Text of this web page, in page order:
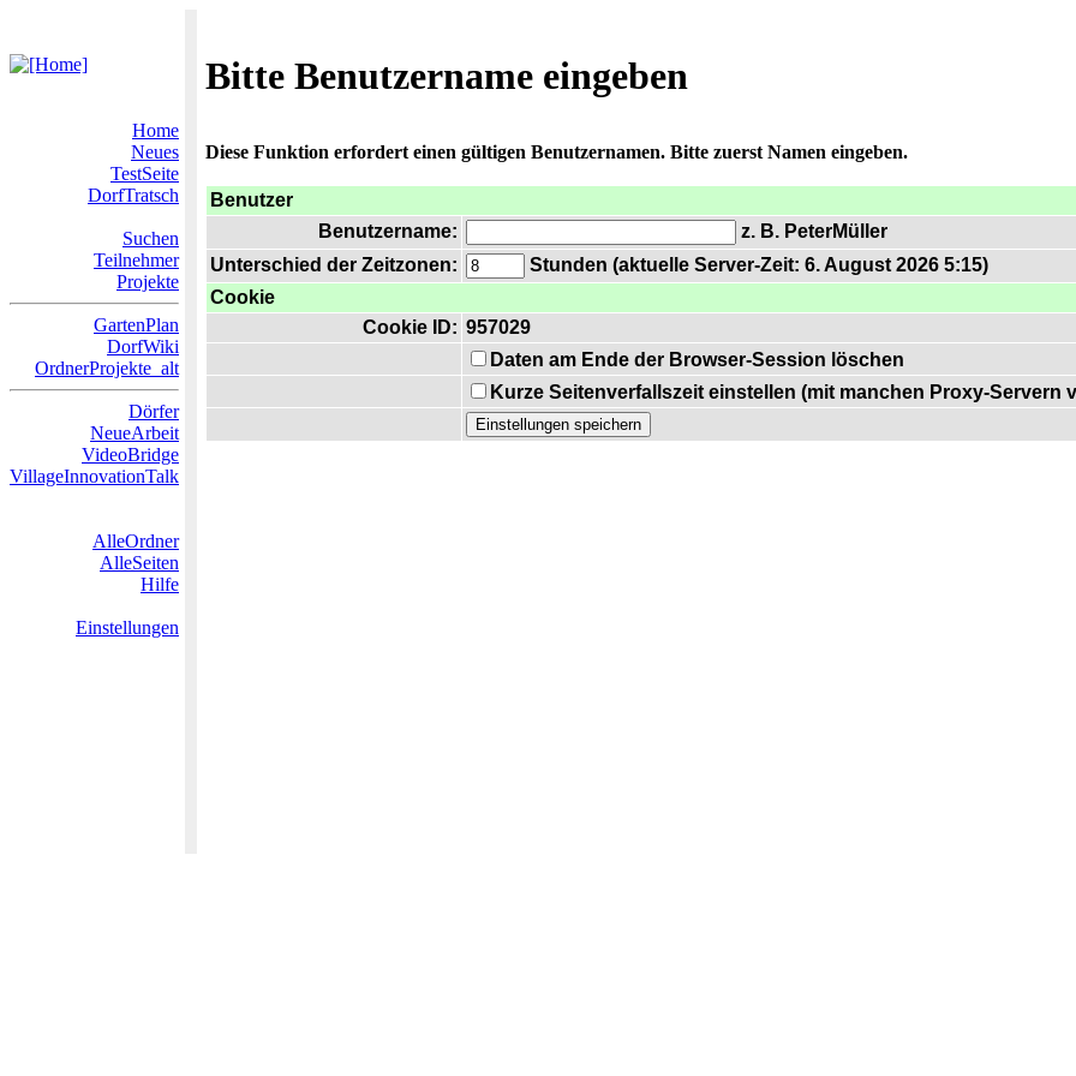
Bitte Benutzername eingeben
Home
Neues
TestSeite
DorfTratsch
Suchen
Teilnehmer
Projekte
GartenPlan
DorfWiki
OrdnerProjekte_alt
Dörfer
NeueArbeit
VideoBridge
VillageInnovationTalk
AlleOrdner
AlleSeiten
Hilfe
Einstellungen
Diese Funktion erfordert einen gültigen Benutzernamen. Bitte zuerst Namen eingeben.
Benutzer
Benutzername:
z. B. PeterMüller
Unterschied der Zeitzonen:
Stunden (aktuelle Server-Zeit: 6. August 2026 5:15)
Cookie
Cookie ID: 957029
Daten am Ende der Browser-Session löschen
Kurze Seitenverfallszeit einstellen (mit manchen Proxy-Servern